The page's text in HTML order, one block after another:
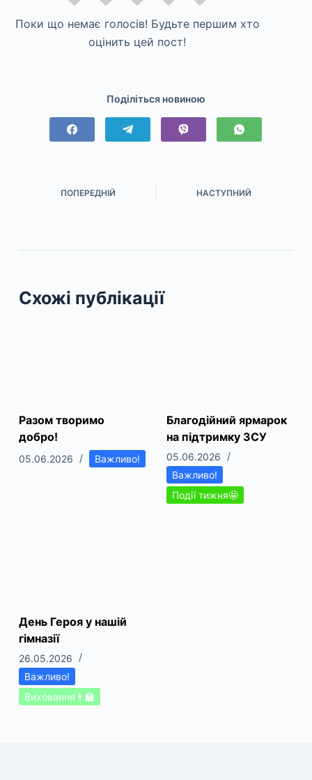
Поки що немає голосів! Будьте першим хто
оцінить цей пост!
Поділіться новиною
ПОПЕРЕДНІЙ НАСТУПНИЙ
Схожі публікації
Разом творимо
добро!
05.06.2026 Важливо!
Благодійний ярмарок
на підтримку ЗСУ
05.06.2026
Важливо!
Події тижня🤩
День Героя у нашій
гімназії
26.05.2026
Важливо!
Виховання👨‍🏫